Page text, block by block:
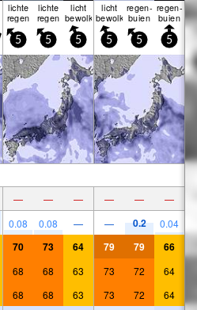
lichte
regen
lichte
regen
licht
bewolkt
licht
bewolkt
regen­
buien
regen­
buien
5 5 5 5 5 5
— — — — — —
0.08 0.08 — — 0.2 0.04
70 73 64 79 79 66
68 68 63 73 72 64
68 68 63 73 72 64